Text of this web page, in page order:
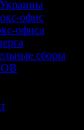
офис
офиса
сборы